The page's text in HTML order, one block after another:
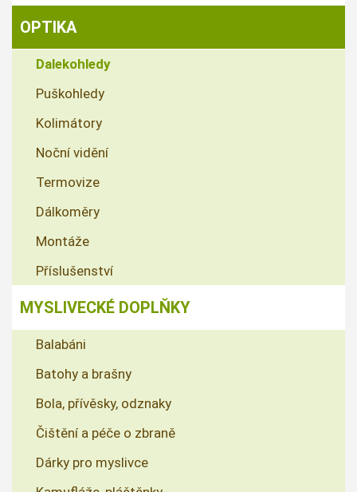
OPTIKA
Dalekohledy
Puškohledy
Kolimátory
Noční vidění
Termovize
Dálkoměry
Montáže
Příslušenství
MYSLIVECKÉ DOPLŇKY
Balabáni
Batohy a brašny
Bola, přívěsky, odznaky
Čištění a péče o zbraně
Dárky pro myslivce